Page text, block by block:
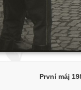
První máj